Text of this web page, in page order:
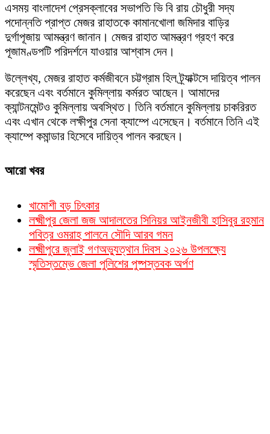
এসময় বাংলাদেশ প্রেসক্লাবের সভাপতি ভি বি রায় চৌধুরী সদ্য
পদোন্নতি প্রাপ্ত মেজর রাহাতকে কামানখোলা জমিদার বাড়ির
দুর্গাপূজায় আমন্ত্রণ জানান। মেজর রাহাত আমন্ত্রণ গ্রহণ করে
পূজামণ্ডপটি পরিদর্শনে যাওয়ার আশ্বাস দেন।
উল্লেখ্য, মেজর রাহাত কর্মজীবনে চট্টগ্রাম হিল ট্র্যাক্টসে দায়িত্ব পালন
করেছেন এবং বর্তমানে কুমিল্লায় কর্মরত আছেন। আমাদের
ক্যান্টনমেন্টও কুমিল্লায় অবস্থিত। তিনি বর্তমানে কুমিল্লায় চাকরিরত
এবং এখান থেকে লক্ষীপুর সেনা ক্যাম্পে এসেছেন। বর্তমানে তিনি এই
ক্যাম্পে কমান্ডার হিসেবে দায়িত্ব পালন করছেন।
আরো খবর
খামোশী বড় চিৎকার
লক্ষ্মীপুর জেলা জজ আদালতের সিনিয়র আইনজীবী হাসিবুর রহমান
পবিত্র ওমরাহ পালনে সৌদি আরব গমন
লক্ষ্মীপুরে জুলাই গণঅভ্যুত্থান দিবস ২০২৬ উপলক্ষ্যে
স্মৃতিস্তম্ভে জেলা পুলিশের পুষ্পস্তবক অর্পণ